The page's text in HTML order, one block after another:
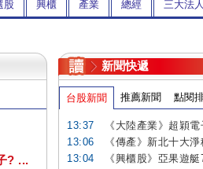
股 興櫃 產業 總經 三大法人
? ...
新聞快遞
台股新聞 推薦新聞 點閱
13:37
《大陸產業》超穎
13:06
《傳產》新北十大
13:04
《興櫃股》亞果遊